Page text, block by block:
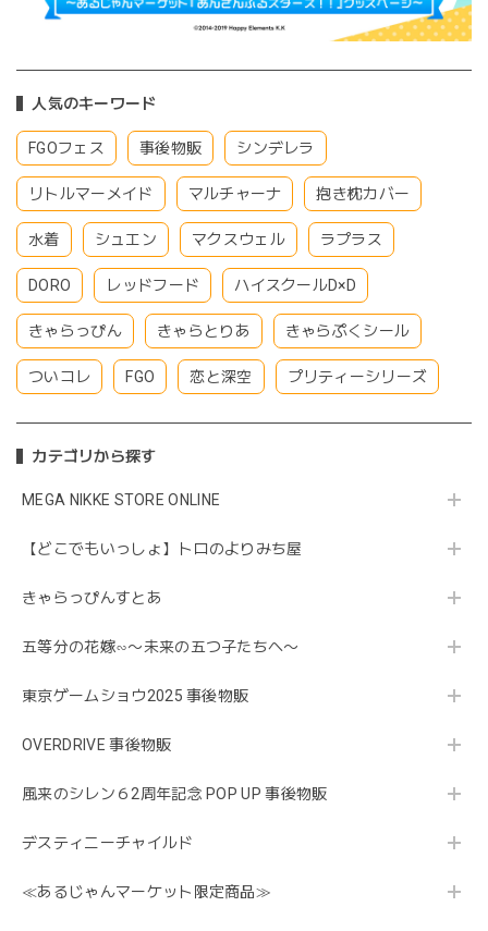
人気のキーワード
FGOフェス 事後物販 シンデレラ
リトルマーメイド マルチャーナ 抱き枕カバー
水着 シュエン マクスウェル ラプラス
DORO レッドフード ハイスクールD×D
きゃらっぴん きゃらとりあ きゃらぷくシール
ついコレ FGO 恋と深空 プリティーシリーズ
カテゴリから探す
MEGA NIKKE STORE ONLINE
【どこでもいっしょ】トロのよりみち屋
きゃらっぴんすとあ
五等分の花嫁∽〜未来の五つ子たちへ〜
東京ゲームショウ2025 事後物販
OVERDRIVE 事後物販
風来のシレン６2周年記念 POP UP 事後物販
デスティニーチャイルド
≪あるじゃんマーケット限定商品≫